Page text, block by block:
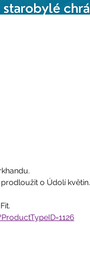
o Údolí květin.